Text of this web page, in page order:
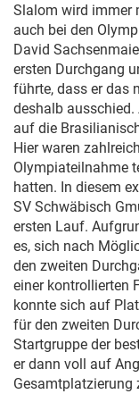
Slalom wird immer
auch bei den
David
ersten Durchgang
führte, dass er das
deshalb
auf die
Hier waren
Olympiateilnahme
hatten. In diesem
SV Schwäbisch
ersten Lauf.
es, sich nach
den zweiten
einer kontrollierten
konnte sich auf
für den zweiten
Startgruppe der
er dann voll auf
Gesamtplatzierung